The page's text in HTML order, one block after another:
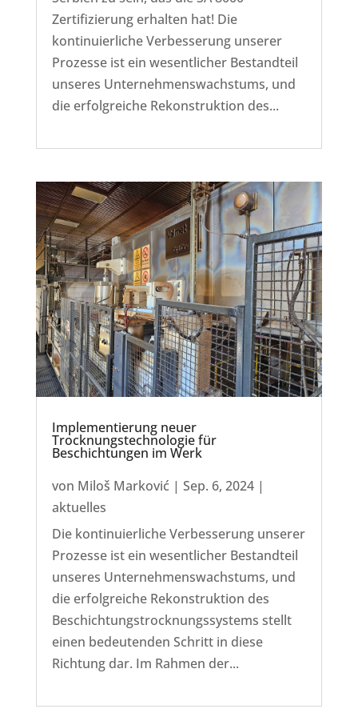
Zertifizierung erhalten hat! Die
kontinuierliche Verbesserung unserer
Prozesse ist ein wesentlicher Bestandteil
unseres Unternehmenswachstums, und
die erfolgreiche Rekonstruktion des...
Implementierung neuer
Trocknungstechnologie für
Beschichtungen im Werk
von Miloš Marković | Sep. 6, 2024|
aktuelles
Die kontinuierliche Verbesserung unserer
Prozesse ist ein wesentlicher Bestandteil
unseres Unternehmenswachstums, und
die erfolgreiche Rekonstruktion des
Beschichtungstrocknungssystems stellt
einen bedeutenden Schritt in diese
Richtung dar. Im Rahmen der...